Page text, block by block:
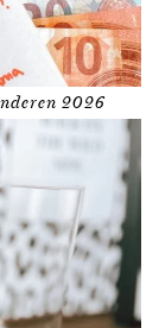
2026